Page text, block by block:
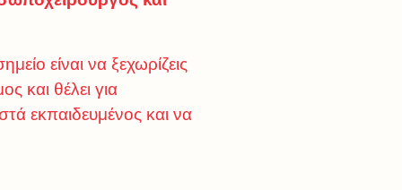
είναι να ξεχωρίζεις
και θέλει για
εκπαιδευμένος και να